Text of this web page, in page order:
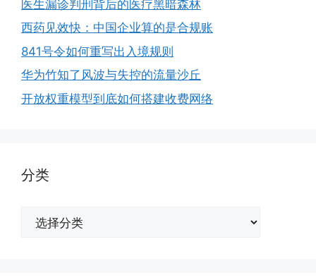
医生漏诊判刑背后的医疗黑暗森林
西药见效快：中国企业算的是合规账
841号令如何重写出入境规则
华为竹知了风波与失控的流量沙丘
开放权重模型到底如何搭建收费网络
分类